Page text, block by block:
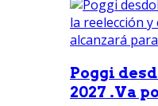
Poggi
2027 .Va